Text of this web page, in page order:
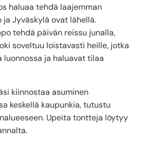
haluaa tehdä laajemman
ja Jyväskylä ovat lähellä.
tehdä päivän reissu junalla,
soveltuu loistavasti heille, jotka
ja haluavat tilaa
kiinnostaa asuminen
keskellä kaupunkia, tutustu
Upeita tontteja löytyy